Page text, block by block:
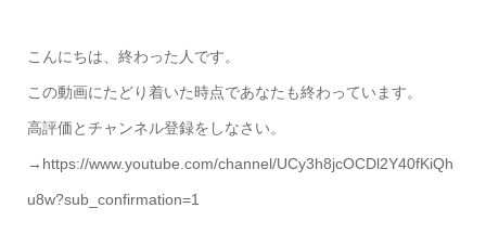
こんにちは、終わった人です。
この動画にたどり着いた時点であなたも終わっています。
高評価とチャンネル登録をしなさい。
→https://www.youtube.com/channel/UCy3h8jcOCDl2Y40fKiQh
u8w?sub_confirmation=1